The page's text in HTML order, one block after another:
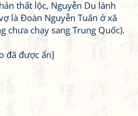
thất lộc, Nguyễn Du lánh
là Đoàn Nguyễn Tuấn ở xã
chưa chạy sang Trung Quốc).
đã được ẩn]